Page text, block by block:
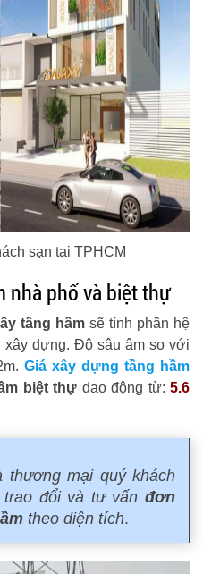
sạn tại TPHCM
nhà phố và biệt thự
tầng hầm sẽ tính phần hệ
xây dựng. Độ sâu âm so với
Giá xây dựng tầng hầm
biệt thự dao động từ: 5.6
mại quý khách
đổi và tư vấn đơn
theo diện tích.